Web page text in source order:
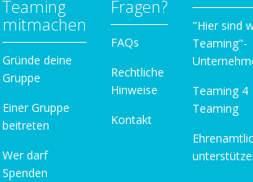
Teaming
mitmachen
Gründe deine
Gruppe
Einer Gruppe
beitreten
Wer darf
Spenden
Fragen?
FAQs
Rechtliche
Hinweise
Kontakt
"Hier sind
Teaming"-
Teaming 4
Teaming